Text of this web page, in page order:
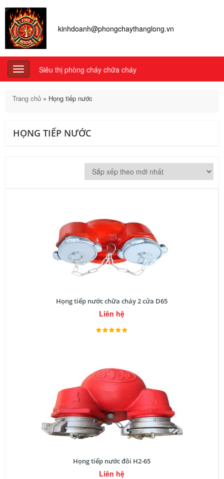
kinhdoanh@phongchaythanglong.vn
Toggle
navigation
Siêu thị phòng cháy chữa cháy
Trang chủ » Họng tiếp nước
HỌNG TIẾP NƯỚC
Họng tiếp nước chữa cháy 2 cửa D65
Liên hệ
Họng tiếp nước đôi H2-65
Liên hệ